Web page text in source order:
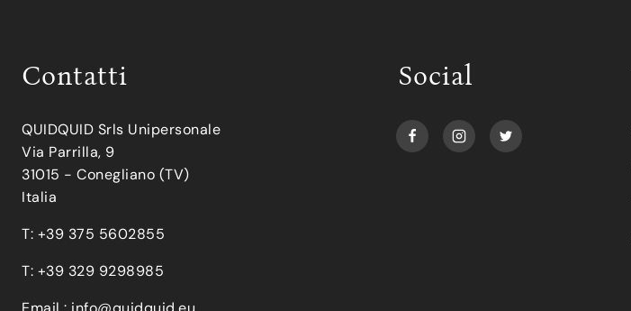
Contatti
QUIDQUID Srls Unipersonale
Via Parrilla, 9
31015 - Conegliano (TV)
Italia
T: +39 375 5602855
T: +39 329 9298985
Social